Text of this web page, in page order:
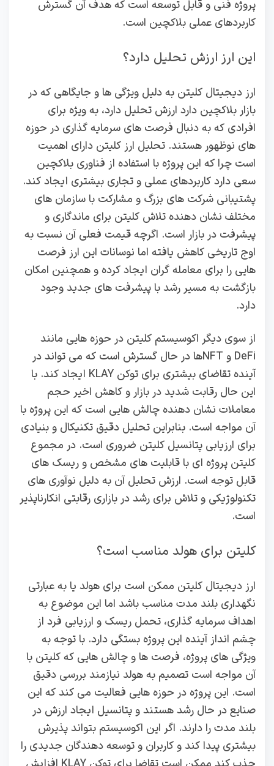
پروژه فنی و قابل توسعه است که هدف آن گسترش
کاربردهای عملی بلاکچین است.
این ارز ارزش تحلیل دارد؟
ارز دیجیتال کلیتن به دلیل ویژگی‌ ها و جایگاهی که در
بازار بلاکچین دارد ارزش تحلیل دارد، به‌ ویژه برای
افرادی که به دنبال فرصت‌ های سرمایه‌ گذاری در حوزه‌
های نوظهور هستند. تحلیل ارز کلیتن دارای اهمیت
است چرا که این پروژه با استفاده از فناوری بلاکچین
سعی دارد کاربردهای عملی و تجاری بیشتری ایجاد کند.
پشتیبانی شرکت‌ های بزرگ و مشارکت با سازمان‌ های
مختلف نشان‌ دهنده تلاش کلیتن برای ماندگاری و
پیشرفت در بازار است. اگرچه قیمت فعلی آن نسبت به
اوج تاریخی کاهش یافته اما نوسانات این ارز فرصت‌
هایی را برای معامله‌ گران ایجاد کرده و همچنین امکان
بازگشت به مسیر رشد با پیشرفت‌ های جدید وجود
دارد.
از سوی دیگر اکوسیستم کلیتن در حوزه‌ هایی مانند
DeFi و NFTها در حال گسترش است که می‌ تواند در
آینده تقاضای بیشتری برای توکن KLAY ایجاد کند. با
این حال رقابت شدید در بازار و کاهش اخیر حجم
معاملات نشان‌ دهنده چالش‌ هایی است که این پروژه با
آن مواجه است. بنابراین تحلیل دقیق تکنیکال و بنیادی
برای ارزیابی پتانسیل کلیتن ضروری است. در مجموع
کلیتن پروژه‌ ای با قابلیت‌ های مشخص و ریسک‌ های
قابل توجه است. ارزش تحلیل آن به دلیل نوآوری‌ های
تکنولوژیکی و تلاش برای رشد در بازاری رقابتی انکارناپذیر
است.
کلیتن برای هولد مناسب است؟
ارز دیجیتال کلیتن ممکن است برای هولد یا به عبارتی
نگهداری بلند مدت مناسب باشد اما این موضوع به
اهداف سرمایه‌ گذاری، تحمل ریسک و ارزیابی فرد از
چشم‌ انداز آینده این پروژه بستگی دارد. با توجه به
ویژگی‌ های پروژه، فرصت‌ ها و چالش‌ هایی که کلیتن با
آن مواجه است تصمیم به هولد نیازمند بررسی دقیق
است. این پروژه در حوزه‌ هایی فعالیت می‌ کند که این
صنایع در حال رشد هستند و پتانسیل ایجاد ارزش در
بلند مدت را دارند. اگر این اکوسیستم بتواند پذیرش
بیشتری پیدا کند و کاربران و توسعه‌ دهندگان جدیدی را